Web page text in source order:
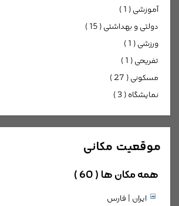
آموزشی( 1 )
دولتی و بهداشتی( 15 )
ورزشی( 1 )
تفریحی( 1 )
مسکونی( 27 )
نمایشگاه( 3 )
موقعیت مکانی
همه مکان ها ( 60 )
ایران | فارس